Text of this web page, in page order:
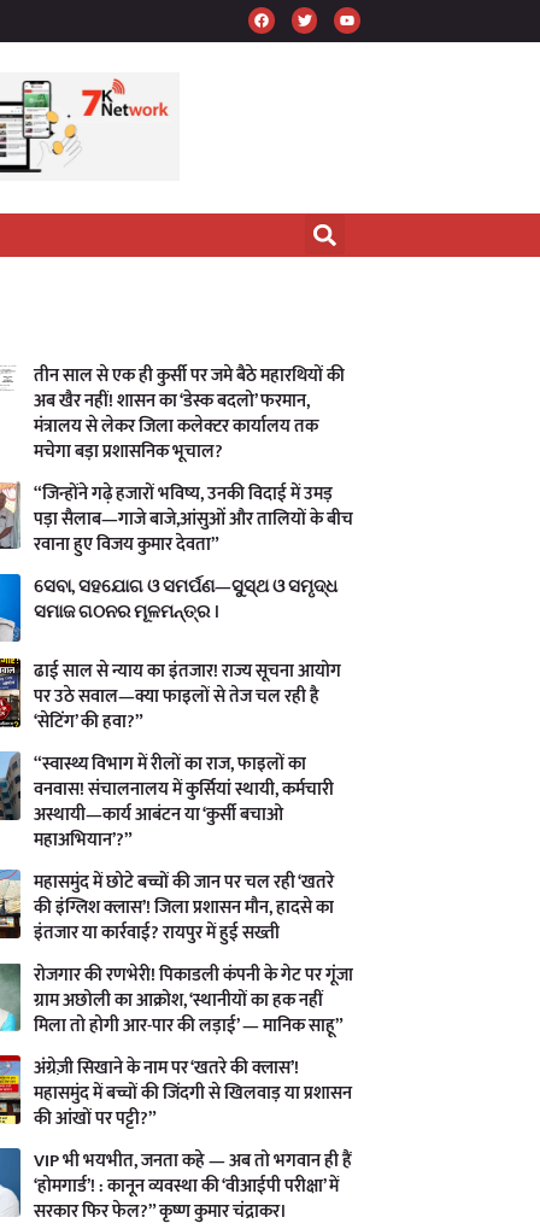
तीन साल से एक ही कुर्सी पर जमे बैठे महारथियों की
अब खैर नहीं! शासन का ‘डेस्क बदलो’ फरमान,
मंत्रालय से लेकर जिला कलेक्टर कार्यालय तक
मचेगा बड़ा प्रशासनिक भूचाल?
“जिन्होंने गढ़े हजारों भविष्य, उनकी विदाई में उमड़
पड़ा सैलाब—गाजे बाजे,आंसुओं और तालियों के बीच
रवाना हुए विजय कुमार देवता”
ସେବା, ସହଯୋଗ ଓ ସମର୍ପଣ—ସୁସ୍ଥ ଓ ସମୃଦ୍ଧ
ସମାଜ ଗଠନର ମୂଳମନ୍ତ୍ର ।
ढाई साल से न्याय का इंतजार! राज्य सूचना आयोग
पर उठे सवाल—क्या फाइलों से तेज चल रही है
‘सेटिंग’ की हवा?”
“स्वास्थ्य विभाग में रीलों का राज, फाइलों का
वनवास! संचालनालय में कुर्सियां स्थायी, कर्मचारी
अस्थायी—कार्य आबंटन या ‘कुर्सी बचाओ
महाअभियान’?”
महासमुंद में छोटे बच्चों की जान पर चल रही ‘खतरे
की इंग्लिश क्लास’! जिला प्रशासन मौन, हादसे का
इंतजार या कार्रवाई? रायपुर में हुई सख्ती
रोजगार की रणभेरी! पिकाडली कंपनी के गेट पर गूंजा
ग्राम अछोली का आक्रोश, ‘स्थानीयों का हक नहीं
मिला तो होगी आर-पार की लड़ाई’ — मानिक साहू”
अंग्रेज़ी सिखाने के नाम पर ‘खतरे की क्लास’!
महासमुंद में बच्चों की जिंदगी से खिलवाड़ या प्रशासन
की आंखों पर पट्टी?”
VIP भी भयभीत, जनता कहे — अब तो भगवान ही हैं
‘होमगार्ड’! : कानून व्यवस्था की ‘वीआईपी परीक्षा’ में
सरकार फिर फेल?” कृष्ण कुमार चंद्राकर।